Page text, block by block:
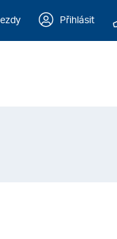
Přihlásit